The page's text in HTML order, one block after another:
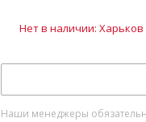
Нет в наличии: Харьков
Наши менеджеры